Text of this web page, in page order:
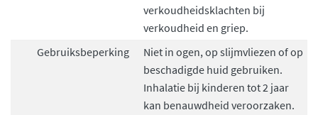
verkoudheidsklachten bij
verkoudheid en griep.
Gebruiksbeperking
Niet in ogen, op slijmvliezen of op
beschadigde huid gebruiken.
Inhalatie bij kinderen tot 2 jaar
kan benauwdheid veroorzaken.